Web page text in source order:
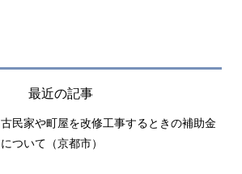
最近の記事
古民家や町屋を改修工事するときの補助金
について（京都市）